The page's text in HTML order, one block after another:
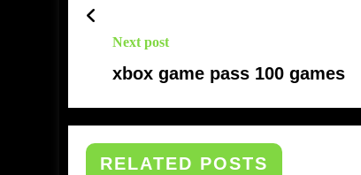
Next post
xbox game pass 100 games
RELATED POSTS